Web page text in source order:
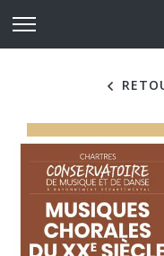
Aller au contenu